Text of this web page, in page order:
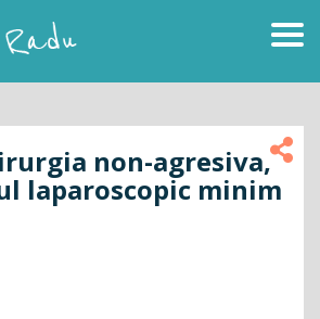
non-agresiva,
laparoscopic minim